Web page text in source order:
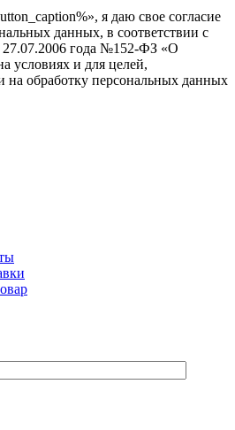
я даю свое согласие
данных, в соответствии с
года №152-ФЗ «О
условиях и для целей,
на обработку персональных данных